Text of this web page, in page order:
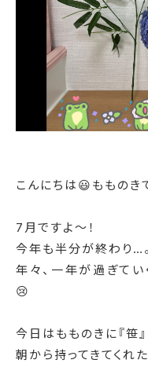
こんにちは😃もものき
7月ですよ〜！
今年も半分が終わり…。
年々、一年が過ぎて
😢
今日はもものきに『笹
朝から持ってきてくれ